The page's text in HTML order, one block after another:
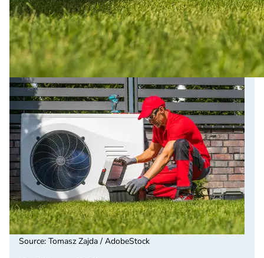
Source: Tomasz Zajda / AdobeStock